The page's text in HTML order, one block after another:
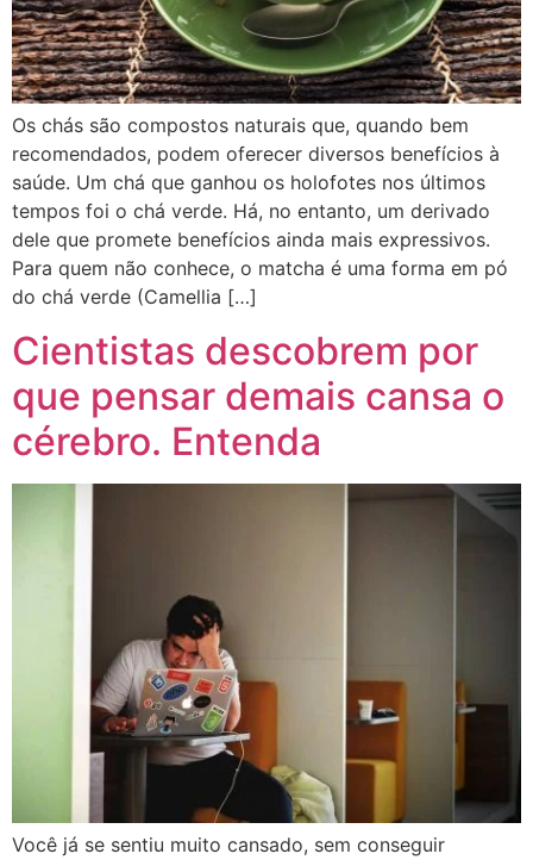
Os chás são compostos naturais que, quando bem
recomendados, podem oferecer diversos benefícios à
saúde. Um chá que ganhou os holofotes nos últimos
tempos foi o chá verde. Há, no entanto, um derivado
dele que promete benefícios ainda mais expressivos.
Para quem não conhece, o matcha é uma forma em pó
do chá verde (Camellia […]
Cientistas descobrem por
que pensar demais cansa o
cérebro. Entenda
Você já se sentiu muito cansado, sem conseguir